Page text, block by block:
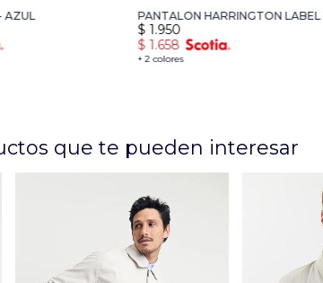
AZUL
PANTALON HARRINGTON LABEL
AZUL OSCURO
+ 2 colores
$ 1.950
$ 1.658
que te pueden interesar